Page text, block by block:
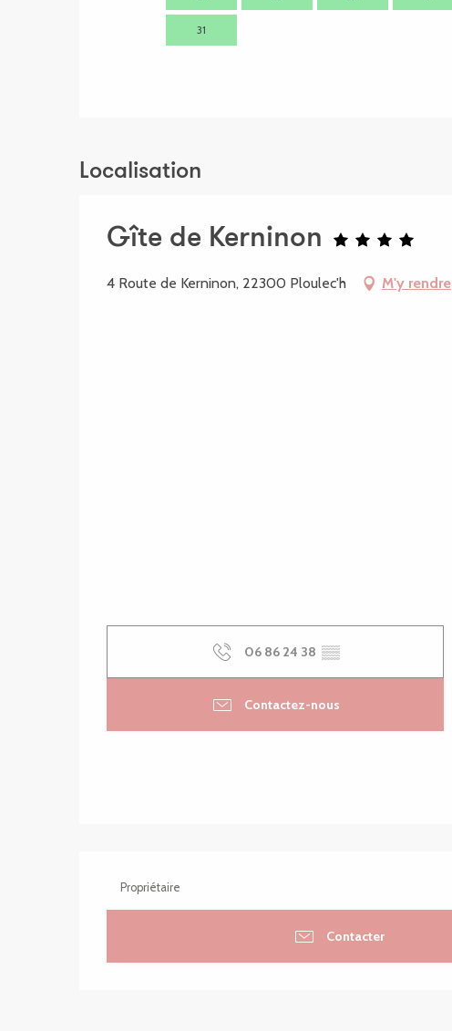
31
Localisation
Gîte de Kerninon
4 Route de Kerninon, 22300 Ploulec'h M'y rendre
06 86 24 38 ▒▒
Contactez-nous
Propriétaire
Contacter